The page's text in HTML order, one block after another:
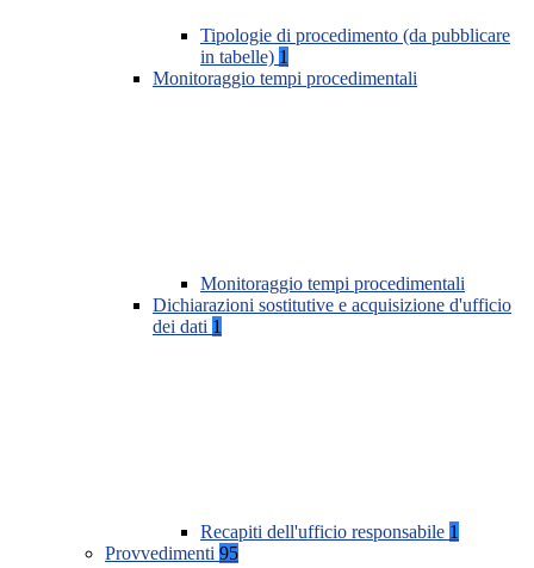
Tipologie di procedimento (da pubblicare
in tabelle) 1
Monitoraggio tempi procedimentali
Monitoraggio tempi procedimentali
Dichiarazioni sostitutive e acquisizione d'ufficio
dei dati 1
Recapiti dell'ufficio responsabile 1
Provvedimenti 95